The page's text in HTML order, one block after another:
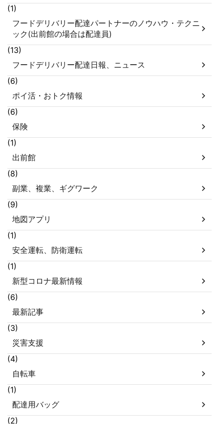
(1)
フードデリバリー配達パートナーのノウハウ・テクニ
ック(出前館の場合は配達員)
(13)
フードデリバリー配達日報、ニュース
(6)
ポイ活・おトク情報
(6)
保険
(1)
出前館
(8)
副業、複業、ギグワーク
(9)
地図アプリ
(1)
安全運転、防衛運転
(1)
新型コロナ最新情報
(6)
最新記事
(3)
災害支援
(4)
自転車
(1)
配達用バッグ
(2)